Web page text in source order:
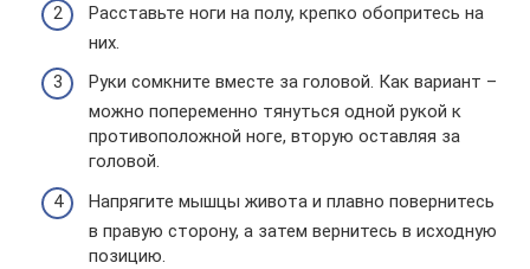
Расставьте ноги на полу, крепко обопритесь на
них.
Руки сомкните вместе за головой. Как вариант –
можно попеременно тянуться одной рукой к
противоположной ноге, вторую оставляя за
головой.
Напрягите мышцы живота и плавно повернитесь
в правую сторону, а затем вернитесь в исходную
позицию.